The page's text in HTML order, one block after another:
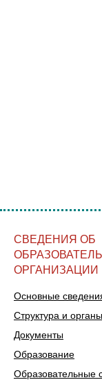
СВЕДЕНИЯ ОБ
ОРГАНИЗАЦИИ
Основные
Структура и
Документы
Образование
Образовательные